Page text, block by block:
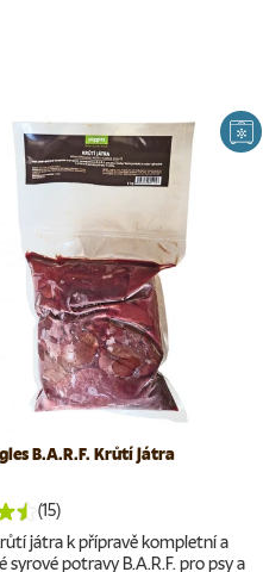
B.A.R.F. Krůtí játra
(15)
játra k přípravě kompletní a
syrové potravy B.A.R.F. pro psy a